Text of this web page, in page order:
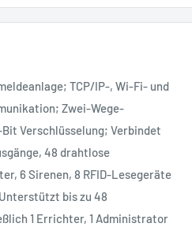
TCP/IP-, Wi-Fi- und
Zwei-Wege-
Verschlüsselung; Verbindet
48 drahtlose
6 Sirenen, 8 RFID-Lesegeräte
bis zu 48
1 Errichter, 1 Administrator